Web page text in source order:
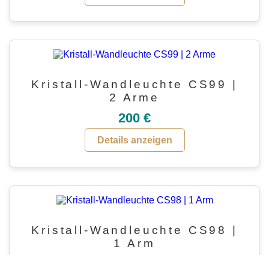
Kristall-Wandleuchte CS99 |
2 Arme
200 €
Details anzeigen
Kristall-Wandleuchte CS98 |
1 Arm